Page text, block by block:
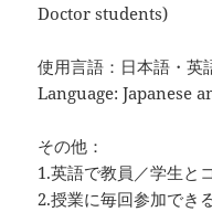
Doctor students)
使用言語：日本語・英
Language: Japanese
その他：
1.英語で教員／学生と
2.授業に毎回参加でき